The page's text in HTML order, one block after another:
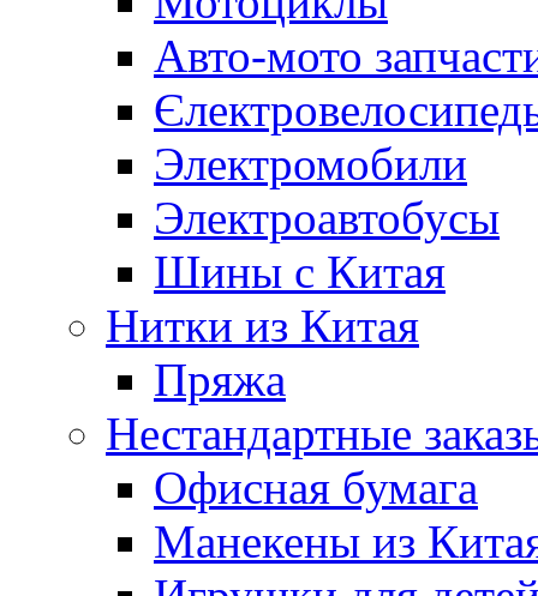
Авто-мото
Электромобили
Электроавтобусы
Шины с Китая
Нитки из Китая
Пряжа
Нестандартные
Офисная бумага
Манекены из